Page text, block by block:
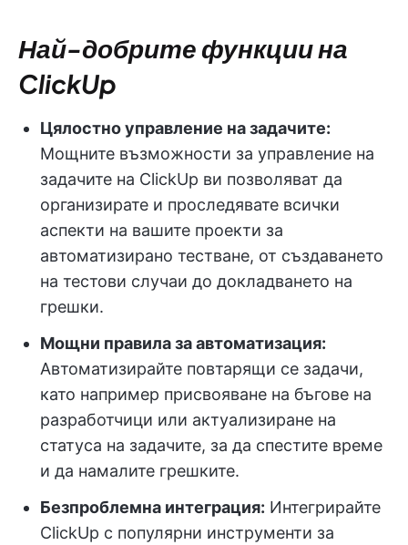
Най-добрите функции на
ClickUp
Цялостно управление на задачите:
Мощните възможности за управление на
задачите на ClickUp ви позволяват да
организирате и проследявате всички
аспекти на вашите проекти за
автоматизирано тестване, от създаването
на тестови случаи до докладването на
грешки.
Мощни правила за автоматизация:
Автоматизирайте повтарящи се задачи,
като например присвояване на бъгове на
разработчици или актуализиране на
статуса на задачите, за да спестите време
и да намалите грешките.
Безпроблемна интеграция: Интегрирайте
ClickUp с популярни инструменти за